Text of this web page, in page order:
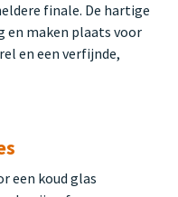
finale. De hartige
en maken plaats voor
en een verfijnde,
een koud glas